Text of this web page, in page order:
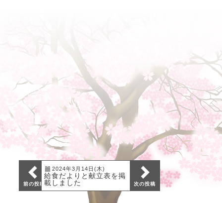
前の投稿
2024年1月11日(木)
給食だよりと献立表を掲
載しました
次の投稿
2024年3月14日(木)
給食だよりと献立表を掲
載しました